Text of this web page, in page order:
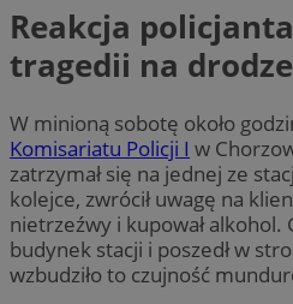
Reakcja
tragedii na
W minioną sobotę około
Komisariatu Policji I w
zatrzymał się na jednej ze
kolejce, zwrócił uwagę na
nietrzeźwy i kupował alkohol.
budynek stacji i poszedł w
wzbudziło to czujność